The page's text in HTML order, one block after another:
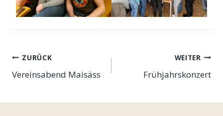
Beitragsnavigation
ZURÜCK
Vereinsabend Maisäss
WEITER
Frühjahrskonzert